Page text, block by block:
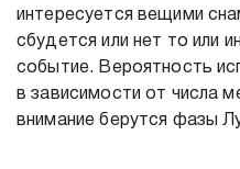
интересуется вещими
сбудется или нет то или
событие. Вероятность
в зависимости от числа
внимание берутся фазы